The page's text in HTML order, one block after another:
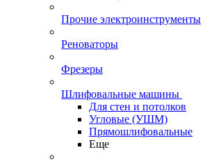
Прочие электроинструменты
Реноваторы
Фрезеры
Шлифовальные машины
Для стен и потолков
Угловые (УШМ)
Прямошлифовальные
Еще